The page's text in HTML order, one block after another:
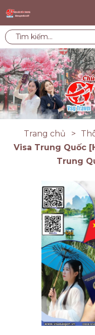
Trang chủ
Visa Trung Quốc
Trung